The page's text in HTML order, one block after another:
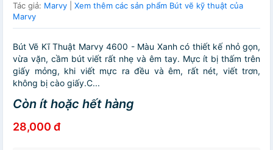
Tác giả: Marvy
Xem thêm các sản phẩm Bút vẽ kỹ thuật của
Marvy
Bút Vẽ Kĩ Thuật Marvy 4600 - Màu Xanh có thiết kế nhỏ gọn,
vừa vặn, cầm bút viết rất nhẹ và êm tay. Mực ít bị thấm trên
giấy mỏng, khi viết mực ra đều và êm, rất nét, viết trơn,
không bị cào giấy.C...
Còn ít hoặc hết hàng
28,000 đ